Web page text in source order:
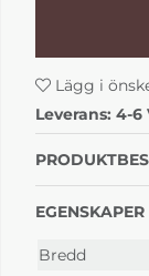
Yngve Soffbord
Björk Vit 21
7 490 kr
Lägg i
Leverans: 4-6
EGENSKAPER
Bredd